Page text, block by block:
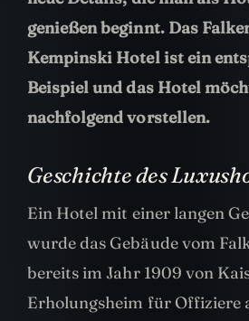
genießen beginnt. Das
Kempinski Hotel ist ein
Beispiel und das Hotel
nachfolgend vorstellen.
Geschichte des
Ein Hotel mit einer langen
wurde das Gebäude vom
bereits im Jahr 1909 von
Erholungsheim für Offiziere